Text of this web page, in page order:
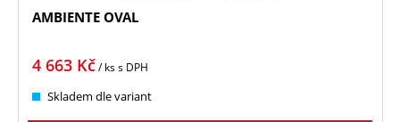
AMBIENTE OVAL
4 663 Kč/ kss DPH
Skladem dle variant